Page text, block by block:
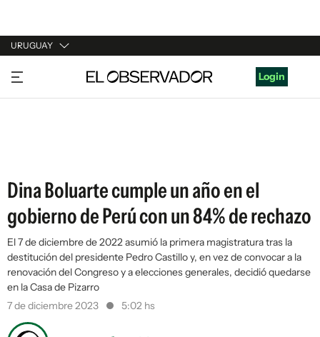
URUGUAY
URUGUAY
ARGENTINA
Login
Dina Boluarte cumple un año en el
gobierno de Perú con un 84% de rechazo
El 7 de diciembre de 2022 asumió la primera magistratura tras la
destitución del presidente Pedro Castillo y, en vez de convocar a la
renovación del Congreso y a elecciones generales, decidió quedarse
en la Casa de Pizarro
7 de diciembre 2023
5:02 hs